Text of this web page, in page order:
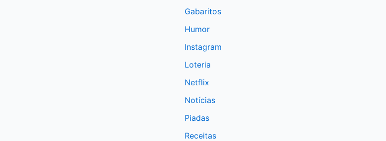
Gabaritos
Humor
Instagram
Loteria
Netflix
Notícias
Piadas
Receitas